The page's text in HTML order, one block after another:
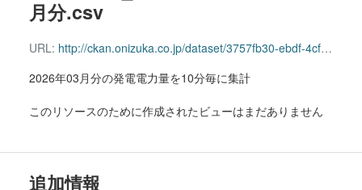
月分.csv
URL: http://ckan.onizuka.co.jp/dataset/3757fb30-ebdf-4cf8-bcd4-c0f32e82a42b/resource/1da96428-aca6-41ef-ae9a-68eb258229a7/download/power_2603.csv
2026年03月分の発電電力量を10分毎に集計
このリソースのために作成されたビューはまだありません
追加情報